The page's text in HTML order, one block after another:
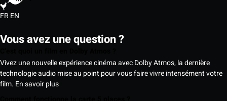
FREN
Vous avez une question ?
Vivez une nouvelle expérience cinéma avec Dolby Atmos, la dernière
technologie audio mise au point pour vous faire vivre intensément votre
film. En savoir plus